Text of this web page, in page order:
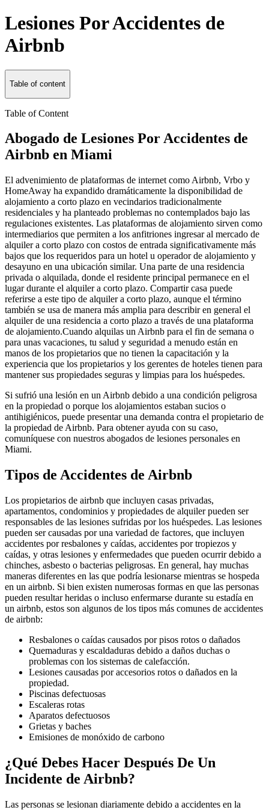
Lesiones Por Accidentes de
Airbnb
Table of content
Table of Content
Abogado de Lesiones Por Accidentes de
Airbnb en Miami
El advenimiento de plataformas de internet como Airbnb, Vrbo y
HomeAway ha expandido dramáticamente la disponibilidad de
alojamiento a corto plazo en vecindarios tradicionalmente
residenciales y ha planteado problemas no contemplados bajo las
regulaciones existentes. Las plataformas de alojamiento sirven como
intermediarios que permiten a los anfitriones ingresar al mercado de
alquiler a corto plazo con costos de entrada significativamente más
bajos que los requeridos para un hotel u operador de alojamiento y
desayuno en una ubicación similar. Una parte de una residencia
privada o alquilada, donde el residente principal permanece en el
lugar durante el alquiler a corto plazo. Compartir casa puede
referirse a este tipo de alquiler a corto plazo, aunque el término
también se usa de manera más amplia para describir en general el
alquiler de una residencia a corto plazo a través de una plataforma
de alojamiento.Cuando alquilas un Airbnb para el fin de semana o
para unas vacaciones, tu salud y seguridad a menudo están en
manos de los propietarios que no tienen la capacitación y la
experiencia que los propietarios y los gerentes de hoteles tienen para
mantener sus propiedades seguras y limpias para los huéspedes.
Si sufrió una lesión en un Airbnb debido a una condición peligrosa
en la propiedad o porque los alojamientos estaban sucios o
antihigiénicos, puede presentar una demanda contra el propietario de
la propiedad de Airbnb. Para obtener ayuda con su caso,
comuníquese con nuestros abogados de lesiones personales en
Miami.
Tipos de Accidentes de Airbnb
Los propietarios de airbnb que incluyen casas privadas,
apartamentos, condominios y propiedades de alquiler pueden ser
responsables de las lesiones sufridas por los huéspedes. Las lesiones
pueden ser causadas por una variedad de factores, que incluyen
accidentes por resbalones y caídas, accidentes por tropiezos y
caídas, y otras lesiones y enfermedades que pueden ocurrir debido a
chinches, asbesto o bacterias peligrosas. En general, hay muchas
maneras diferentes en las que podría lesionarse mientras se hospeda
en un airbnb. Si bien existen numerosas formas en que las personas
pueden resultar heridas o incluso enfermarse durante su estadía en
un airbnb, estos son algunos de los tipos más comunes de accidentes
de airbnb:
Resbalones o caídas causados por pisos rotos o dañados
Quemaduras y escaldaduras debido a daños duchas o
problemas con los sistemas de calefacción.
Lesiones causadas por accesorios rotos o dañados en la
propiedad.
Piscinas defectuosas
Escaleras rotas
Aparatos defectuosos
Grietas y baches
Emisiones de monóxido de carbono
¿Qué Debes Hacer Después De Un
Incidente de Airbnb?
Las personas se lesionan diariamente debido a accidentes en la